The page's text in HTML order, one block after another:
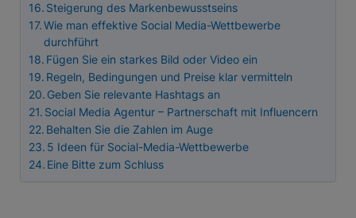
Steigerung des Markenbewusstseins
Wie man effektive Social Media-Wettbewerbe
durchführt
Fügen Sie ein starkes Bild oder Video ein
Regeln, Bedingungen und Preise klar vermitteln
Geben Sie relevante Hashtags an
Social Media Agentur – Partnerschaft mit Influencern
Behalten Sie die Zahlen im Auge
5 Ideen für Social-Media-Wettbewerbe
Eine Bitte zum Schluss